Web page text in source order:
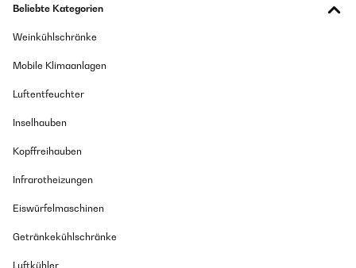
Beliebte Kategorien
Weinkühlschränke
Mobile Klimaanlagen
Luftentfeuchter
Inselhauben
Kopffreihauben
Infrarotheizungen
Eiswürfelmaschinen
Getränkekühlschränke
Luftkühler